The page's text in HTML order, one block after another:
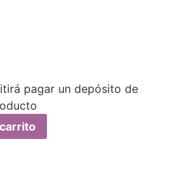
pagar un depósito de